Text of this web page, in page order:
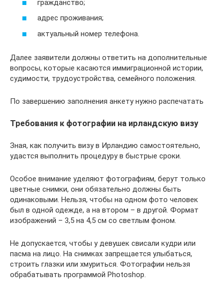
гражданство;
адрес проживания;
актуальный номер телефона.
Далее заявители должны ответить на дополнительные
вопросы, которые касаются иммиграционной истории,
судимости, трудоустройства, семейного положения.
По завершению заполнения анкету нужно распечатать
Требования к фотографии на ирландскую визу
Зная, как получить визу в Ирландию самостоятельно,
удастся выполнить процедуру в быстрые сроки.
Особое внимание уделяют фотографиям, берут только
цветные снимки, они обязательно должны быть
одинаковыми. Нельзя, чтобы на одном фото человек
был в одной одежде, а на втором – в другой. Формат
изображений – 3,5 на 4,5 см со светлым фоном.
Не допускается, чтобы у девушек свисали кудри или
пасма на лицо. На снимках запрещается улыбаться,
строить глазки или хмуриться. Фотографии нельзя
обрабатывать программой Photoshop.